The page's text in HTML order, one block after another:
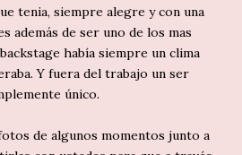
tenia, siempre alegre y con una
además de ser uno de los mas
había siempre un clima
Y fuera del trabajo un ser
único.
de algunos momentos junto a